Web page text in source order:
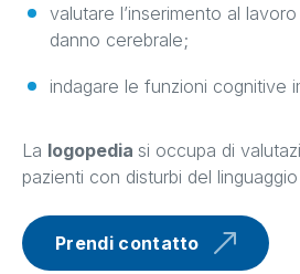
valutare l’inserimento al
danno cerebrale;
indagare le funzioni cognitive
La logopedia si occupa di
pazienti con disturbi del
Prendi contatto